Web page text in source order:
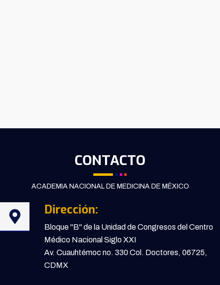
CONTACTO
ACADEMIA NACIONAL DE MEDICINA DE MÉXICO
Dirección:
Bloque "B" de la Unidad de Congresos del Centro
Médico Nacional Siglo XXI
Av. Cuauhtémoc no. 330 Col. Doctores, 06725,
CDMX